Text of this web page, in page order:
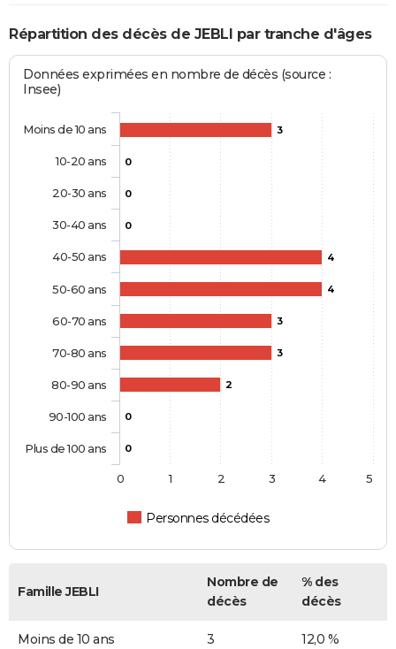
Répartition des décès de JEBLI par tranche d'âges
Données exprimées en nombre de décès (source :
Insee)
3
0
0
0
4
4
3
3
2
0
0
Personnes décédées
Moins de 10 ans
10-20 ans
20-30 ans
30-40 ans
40-50 ans
50-60 ans
60-70 ans
70-80 ans
80-90 ans
90-100 ans
Plus de 100 ans
0 1 2 3 4 5
Famille JEBLI
Nombre de
décès
% des
décès
Moins de 10 ans 3 12,0 %